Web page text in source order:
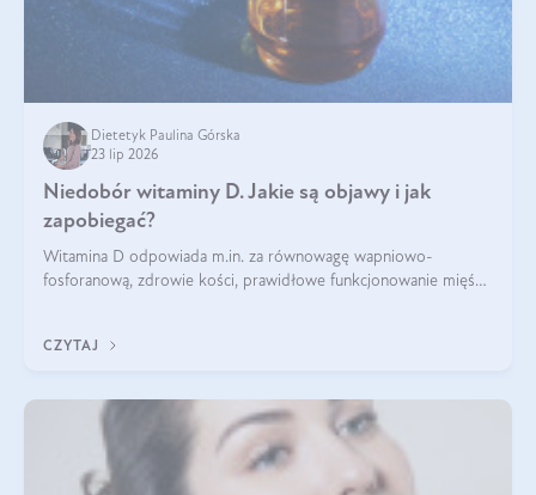
Dietetyk Paulina Górska
23 lip 2026
Niedobór witaminy D. Jakie są objawy i jak
zapobiegać?
Witamina D odpowiada m.in. za równowagę wapniowo-
fosforanową, zdrowie kości, prawidłowe funkcjonowanie mięśni
problemem.
CZYTAJ